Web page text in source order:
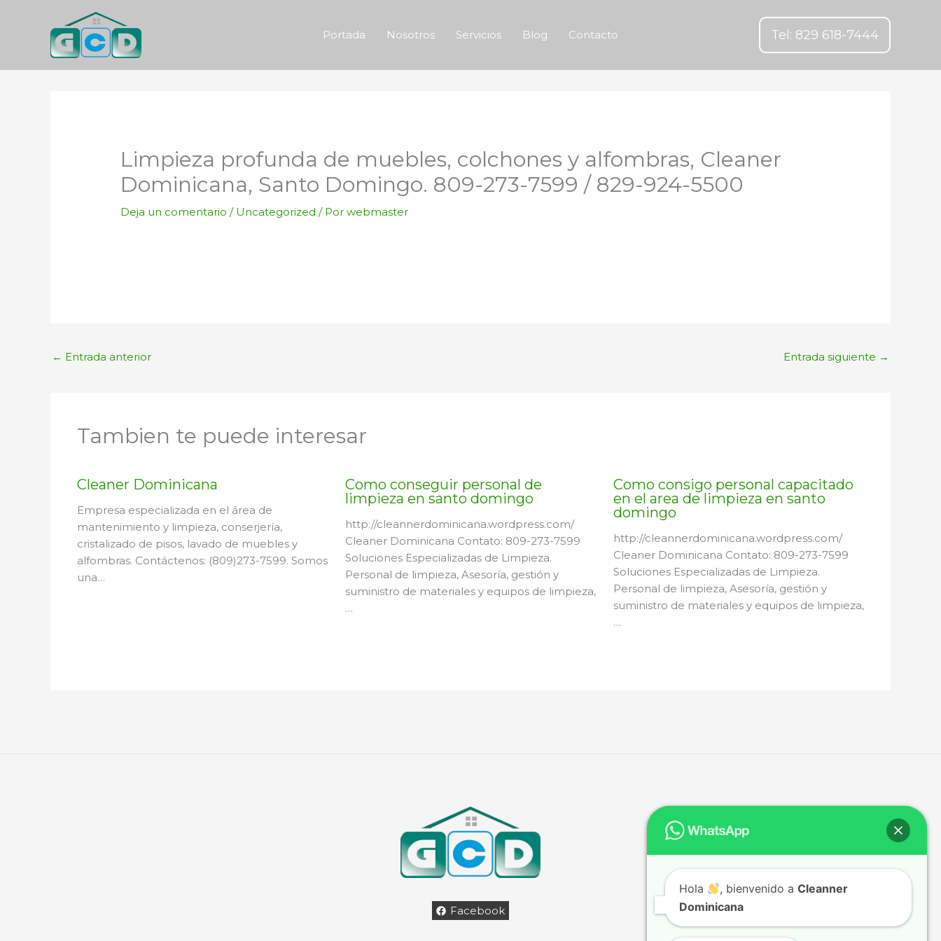
contenido
Portada Nosotros Servicios Blog Contacto Tel: 829 618-7444
Limpieza profunda de muebles, colchones y alfombras, Cleaner
Dominicana, Santo Domingo. 809-273-7599 / 829-924-5500
Deja un comentario / Uncategorized / Porwebmaster
← Entrada anterior Entrada siguiente →
Tambien te puede interesar
Cleaner Dominicana
Empresa especializada en el área de
mantenimiento y limpieza, conserjería,
cristalizado de pisos, lavado de muebles y
alfombras. Contáctenos: (809)273-7599. Somos
una…
Como conseguir personal de
limpieza en santo domingo
http://cleannerdominicana.wordpress.com/
Cleaner Dominicana Contato: 809-273-7599
Soluciones Especializadas de Limpieza.
Personal de limpieza, Asesoría, gestión y
suministro de materiales y equipos de limpieza,
…
Como consigo personal capacitado
en el area de limpieza en santo
domingo
http://cleannerdominicana.wordpress.com/
Cleaner Dominicana Contato: 809-273-7599
Soluciones Especializadas de Limpieza.
Personal de limpieza, Asesoría, gestión y
suministro de materiales y equipos de limpieza,
…
Facebook
Hola , bienvenido aCleanner
Dominicana